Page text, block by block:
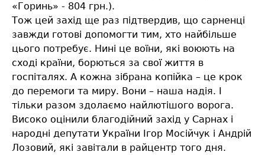
«Горинь» - 804 грн.).
Тож цей захід ще раз підтвердив, що сарненці
завжди готові допомогти тим, хто найбільше
цього потребує. Нині це воїни, які воюють на
сході країни, борються за свої життя в
госпіталях. А кожна зібрана копійка – це крок
до перемоги та миру. Вони – наша надія. І
тільки разом здолаємо найлютішого ворога.
Високо оцінили благодійний захід у Сарнах і
народні депутати України Ігор Мосійчук і Андрій
Лозовий, які завітали в райцентр того дня.